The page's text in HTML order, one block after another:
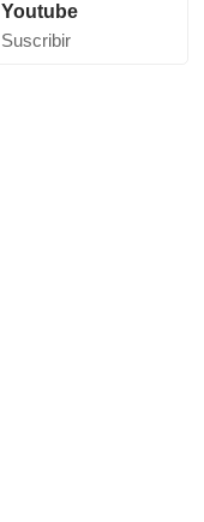
Youtube
Suscribir